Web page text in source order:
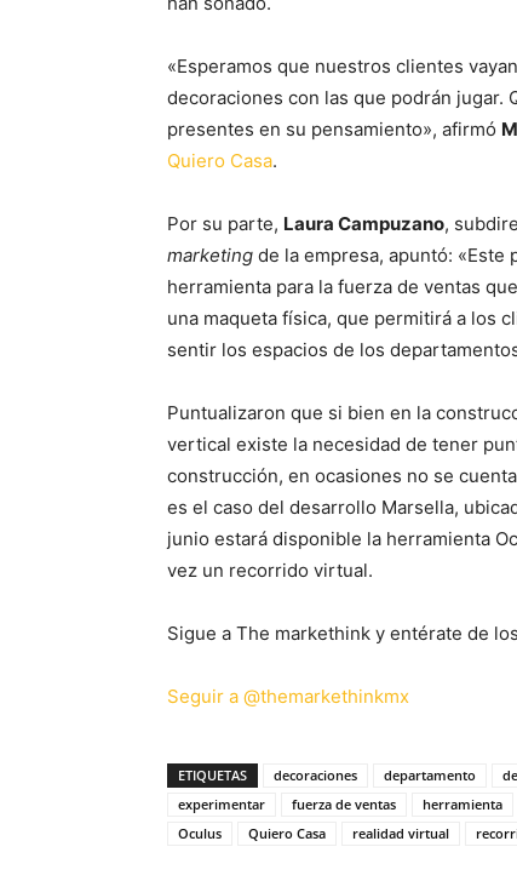
«Esperamos que nuestros clientes
decoraciones con las que podrán jugar.
presentes en su pensamiento», afirmó
Quiero Casa.
Por su parte, Laura Campuzano,
marketing de la empresa, apuntó: «Este
herramienta para la fuerza de ventas
una maqueta física, que permitirá a los
sentir los espacios de los
Puntualizaron que si bien en la
vertical existe la necesidad de tener
construcción, en ocasiones no se
es el caso del desarrollo Marsella,
junio estará disponible la herramienta
vez un recorrido virtual.
Sigue a The markethink y entérate de
Seguir a @themarkethinkmx
ETIQUETAS decoraciones departamento
experimentar
fuerza de ventas herramienta
Oculus
Quiero Casa realidad virtual